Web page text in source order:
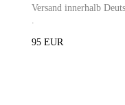
Versand innerhalb
95 EUR